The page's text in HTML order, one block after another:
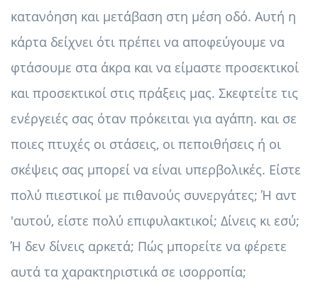
κατανόηση και μετάβαση στη μέση οδό. Αυτή η
κάρτα δείχνει ότι πρέπει να αποφεύγουμε να
φτάσουμε στα άκρα και να είμαστε προσεκτικοί
και προσεκτικοί στις πράξεις μας. Σκεφτείτε τις
ενέργειές σας όταν πρόκειται για αγάπη. και σε
ποιες πτυχές οι στάσεις, οι πεποιθήσεις ή οι
σκέψεις σας μπορεί να είναι υπερβολικές. Είστε
πολύ πιεστικοί με πιθανούς συνεργάτες; Ή αντ
'αυτού, είστε πολύ επιφυλακτικοί; Δίνεις κι εσύ;
Ή δεν δίνεις αρκετά; Πώς μπορείτε να φέρετε
αυτά τα χαρακτηριστικά σε ισορροπία;